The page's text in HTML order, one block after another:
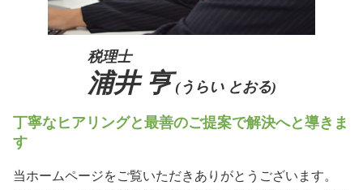
税理士
浦井 亨 (うらい とおる)
丁寧なヒアリングと最善のご提案で解決へと導きま
す
当ホームページをご覧いただきありがとうございます。